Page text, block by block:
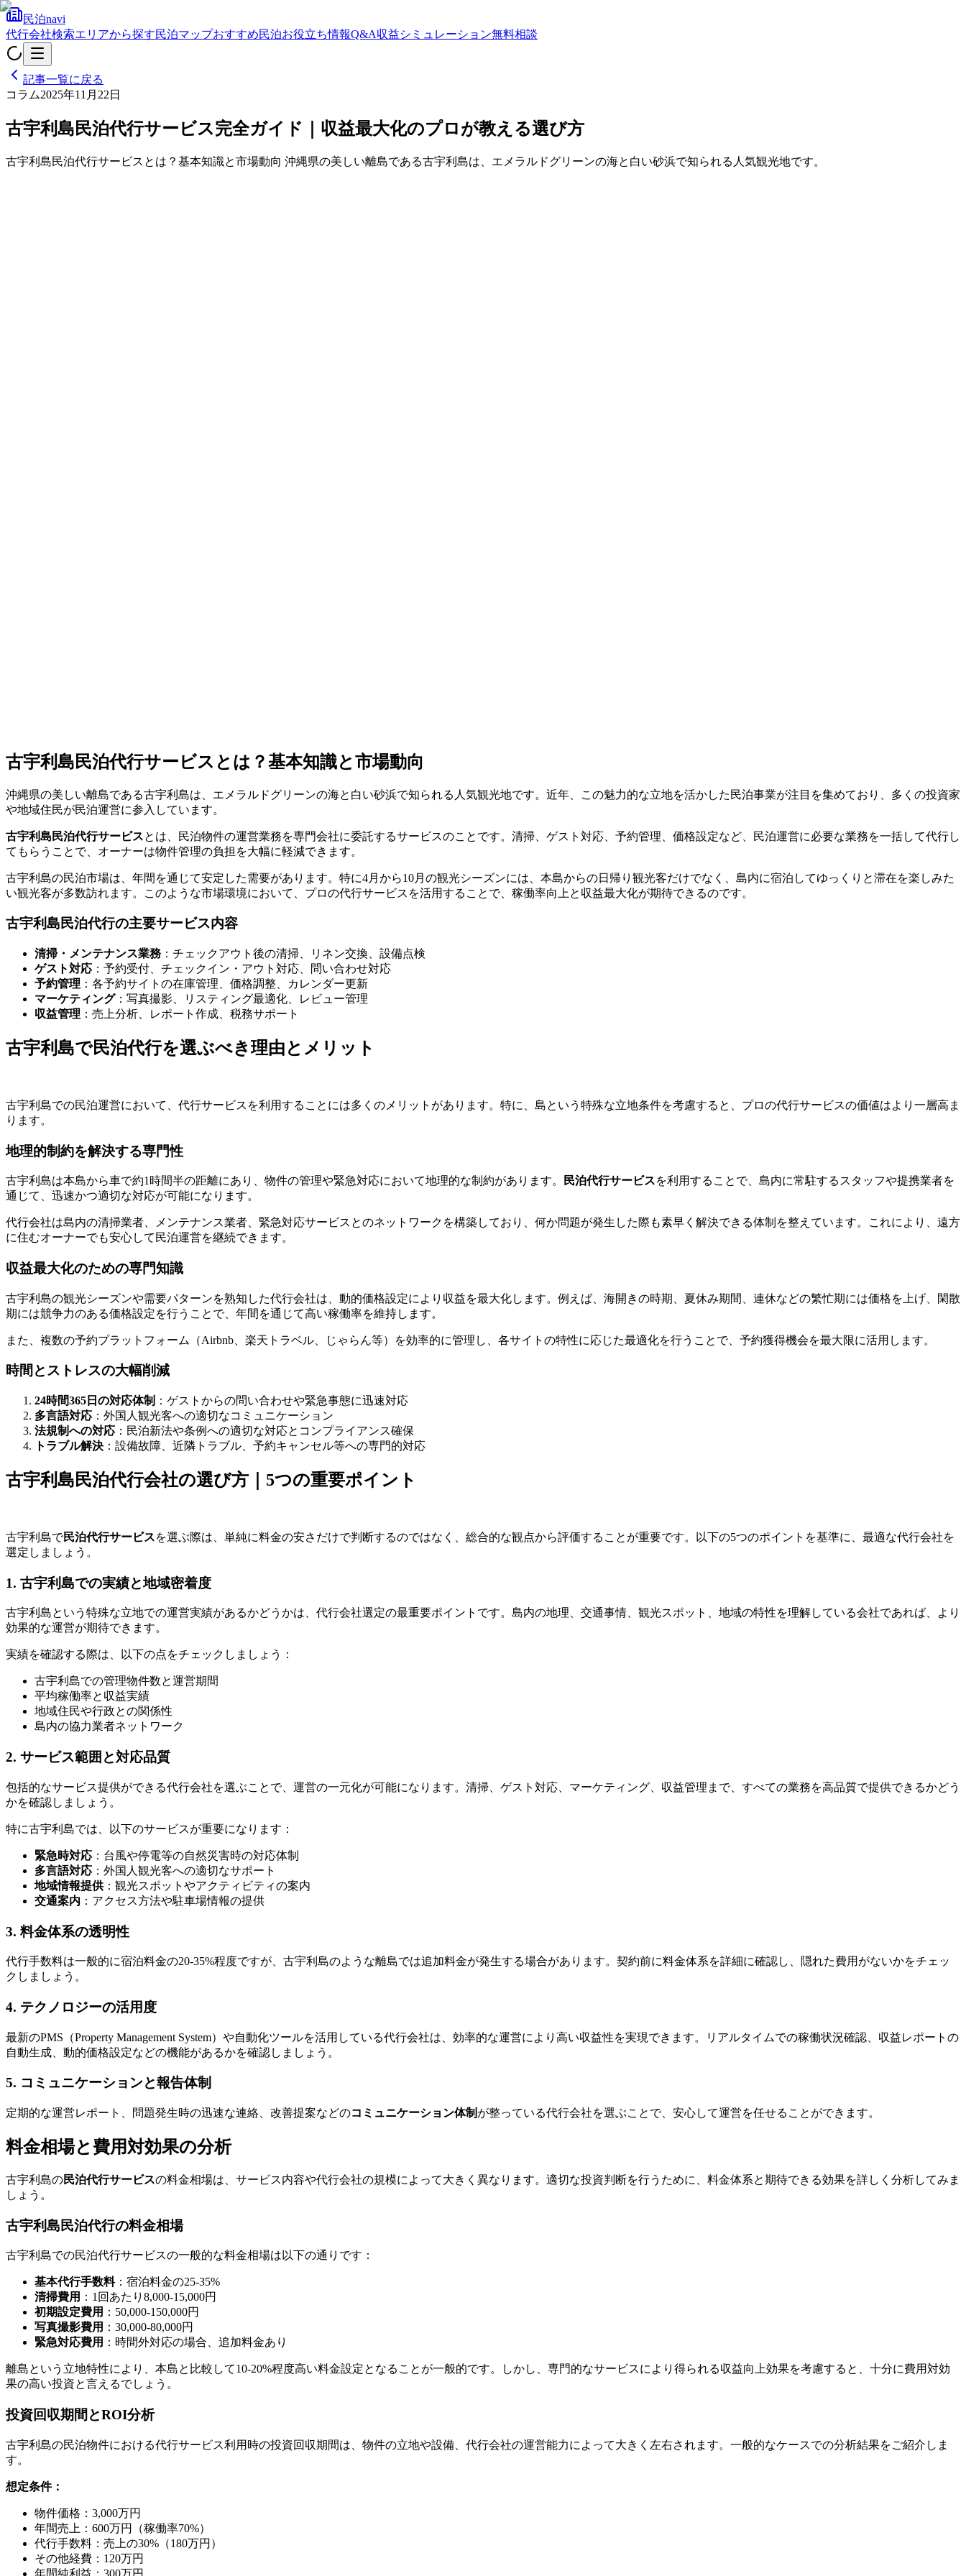
民泊navi
代行会社検索エリアから探す民泊マップおすすめ民泊お役立ち情報Q&A収益シミュレーション無料相談
記事一覧に戻る
コラム2025年11月22日
古宇利島民泊代行サービス完全ガイド｜収益最大化のプロが教える選び方
古宇利島民泊代行サービスとは？基本知識と市場動向 沖縄県の美しい離島である古宇利島は、エメラルドグリーンの海と白い砂浜で知られる人気観光地です。
古宇利島民泊代行サービスとは？基本知識と市場動向
沖縄県の美しい離島である古宇利島は、エメラルドグリーンの海と白い砂浜で知られる人気観光地です。近年、この魅力的な立地を活かした民泊事業が注目を集めており、多くの投資家
や地域住民が民泊運営に参入しています。
古宇利島民泊代行サービスとは、民泊物件の運営業務を専門会社に委託するサービスのことです。清掃、ゲスト対応、予約管理、価格設定など、民泊運営に必要な業務を一括して代行し
てもらうことで、オーナーは物件管理の負担を大幅に軽減できます。
古宇利島の民泊市場は、年間を通じて安定した需要があります。特に4月から10月の観光シーズンには、本島からの日帰り観光客だけでなく、島内に宿泊してゆっくりと滞在を楽しみた
い観光客が多数訪れます。このような市場環境において、プロの代行サービスを活用することで、稼働率向上と収益最大化が期待できるのです。
古宇利島民泊代行の主要サービス内容
清掃・メンテナンス業務 ：チェックアウト後の清掃、リネン交換、設備点検
ゲスト対応 ：予約受付、チェックイン・アウト対応、問い合わせ対応
予約管理 ：各予約サイトの在庫管理、価格調整、カレンダー更新
マーケティング：写真撮影、リスティング最適化、レビュー管理
収益管理 ：売上分析、レポート作成、税務サポート
古宇利島で民泊代行を選ぶべき理由とメリット
古宇利島での民泊運営において、代行サービスを利用することには多くのメリットがあります。特に、島という特殊な立地条件を考慮すると、プロの代行サービスの価値はより一層高ま
ります。
地理的制約を解決する専門性
古宇利島は本島から車で約1時間半の距離にあり、物件の管理や緊急対応において地理的な制約があります。 民泊代行サービスを利用することで、島内に常駐するスタッフや提携業者を
通じて、迅速かつ適切な対応が可能になります。
代行会社は島内の清掃業者、メンテナンス業者、緊急対応サービスとのネットワークを構築しており、何か問題が発生した際も素早く解決できる体制を整えています。これにより、遠方
に住むオーナーでも安心して民泊運営を継続できます。
収益最大化のための専門知識
古宇利島の観光シーズンや需要パターンを熟知した代行会社は、動的価格設定により収益を最大化します。例えば、海開きの時期、夏休み期間、連休などの繁忙期には価格を上げ、閑散
期には競争力のある価格設定を行うことで、年間を通じて高い稼働率を維持します。
また、複数の予約プラットフォーム（Airbnb、楽天トラベル、じゃらん等）を効率的に管理し、各サイトの特性に応じた最適化を行うことで、予約獲得機会を最大限に活用します。
時間とストレスの大幅削減
24時間365日の対応体制 ：ゲストからの問い合わせや緊急事態に迅速対応
多言語対応 ：外国人観光客への適切なコミュニケーション
法規制への対応 ：民泊新法や条例への適切な対応とコンプライアンス確保
トラブル解決 ：設備故障、近隣トラブル、予約キャンセル等への専門的対応
古宇利島民泊代行会社の選び方｜5つの重要ポイント
古宇利島で民泊代行サービスを選ぶ際は、単純に料金の安さだけで判断するのではなく、総合的な観点から評価することが重要です。以下の5つのポイントを基準に、最適な代行会社を
選定しましょう。
1. 古宇利島での実績と地域密着度
古宇利島という特殊な立地での運営実績があるかどうかは、代行会社選定の最重要ポイントです。島内の地理、交通事情、観光スポット、地域の特性を理解している会社であれば、より
効果的な運営が期待できます。
実績を確認する際は、以下の点をチェックしましょう：
古宇利島での管理物件数と運営期間
平均稼働率と収益実績
地域住民や行政との関係性
島内の協力業者ネットワーク
2. サービス範囲と対応品質
包括的なサービス提供ができる代行会社を選ぶことで、運営の一元化が可能になります。清掃、ゲスト対応、マーケティング、収益管理まで、すべての業務を高品質で提供できるかどう
かを確認しましょう。
特に古宇利島では、以下のサービスが重要になります：
緊急時対応 ：台風や停電等の自然災害時の対応体制
多言語対応 ：外国人観光客への適切なサポート
地域情報提供：観光スポットやアクティビティの案内
交通案内 ：アクセス方法や駐車場情報の提供
3. 料金体系の透明性
代行手数料は一般的に宿泊料金の20-35%程度ですが、古宇利島のような離島では追加料金が発生する場合があります。契約前に料金体系を詳細に確認し、隠れた費用がないかをチェッ
クしましょう。
4. テクノロジーの活用度
最新のPMS（Property Management System）や自動化ツールを活用している代行会社は、効率的な運営により高い収益性を実現できます。リアルタイムでの稼働状況確認、収益レポートの
自動生成、動的価格設定などの機能があるかを確認しましょう。
5. コミュニケーションと報告体制
定期的な運営レポート、問題発生時の迅速な連絡、改善提案などのコミュニケーション体制 が整っている代行会社を選ぶことで、安心して運営を任せることができます。
料金相場と費用対効果の分析
古宇利島の民泊代行サービスの料金相場は、サービス内容や代行会社の規模によって大きく異なります。適切な投資判断を行うために、料金体系と期待できる効果を詳しく分析してみま
しょう。
古宇利島民泊代行の料金相場
古宇利島での民泊代行サービスの一般的な料金相場は以下の通りです：
基本代行手数料：宿泊料金の25-35%
清掃費用 ：1回あたり8,000-15,000円
初期設定費用 ：50,000-150,000円
写真撮影費用 ：30,000-80,000円
緊急対応費用 ：時間外対応の場合、追加料金あり
離島という立地特性により、本島と比較して10-20%程度高い料金設定となることが一般的です。しかし、専門的なサービスにより得られる収益向上効果を考慮すると、十分に費用対効
果の高い投資と言えるでしょう。
投資回収期間とROI分析
古宇利島の民泊物件における代行サービス利用時の投資回収期間は、物件の立地や設備、代行会社の運営能力によって大きく左右されます。一般的なケースでの分析結果をご紹介しま
す。
想定条件：
物件価格：3,000万円
年間売上：600万円（稼働率70%）
代行手数料：売上の30%（180万円）
その他経費：120万円
年間純利益：300万円